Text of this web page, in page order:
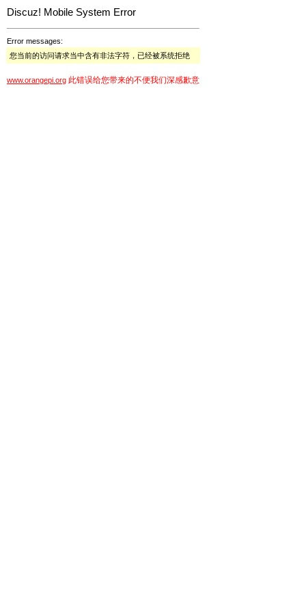
Discuz! Mobile System Error
Error messages:
您当前的访问请求当中含有非法字符，已经被系统拒绝
www.orangepi.org 此错误给您带来的不便我们深感歉意